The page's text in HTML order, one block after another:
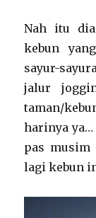
Nah itu
kebun
sayur-
jalur
taman/
harinya ya…
pas
lagi kebun